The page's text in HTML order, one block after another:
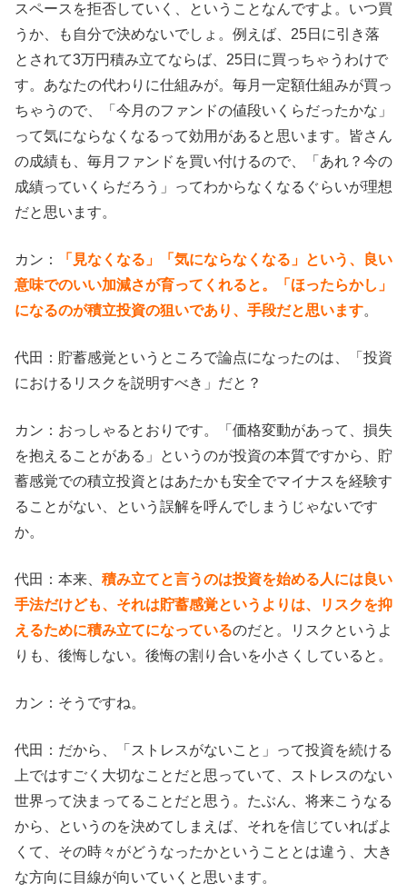
スペースを拒否していく、ということなんですよ。いつ買
うか、も自分で決めないでしょ。例えば、25日に引き落
とされて3万円積み立てならば、25日に買っちゃうわけで
す。あなたの代わりに仕組みが。毎月一定額仕組みが買っ
ちゃうので、「今月のファンドの値段いくらだったかな」
って気にならなくなるって効用があると思います。皆さん
の成績も、毎月ファンドを買い付けるので、「あれ？今の
成績っていくらだろう」ってわからなくなるぐらいが理想
だと思います。
カン：
「見なくなる」「気にならなくなる」という、良い
意味でのいい加減さが育ってくれると。「ほったらかし」
になるのが積立投資の狙いであり、手段だと思います。
代田：貯蓄感覚というところで論点になったのは、「投資
におけるリスクを説明すべき」だと？
カン：おっしゃるとおりです。「価格変動があって、損失
を抱えることがある」というのが投資の本質ですから、貯
蓄感覚での積立投資とはあたかも安全でマイナスを経験す
ることがない、という誤解を呼んでしまうじゃないです
か。
代田：本来、 積み立てと言うのは投資を始める人には良い
手法だけども、それは貯蓄感覚というよりは、リスクを抑
えるために積み立てになっているのだと。リスクというよ
りも、後悔しない。後悔の割り合いを小さくしていると。
カン：そうですね。
代田：だから、「ストレスがないこと」って投資を続ける
上ではすごく大切なことだと思っていて、ストレスのない
世界って決まってることだと思う。たぶん、将来こうなる
から、というのを決めてしまえば、それを信じていればよ
くて、その時々がどうなったかということとは違う、大き
な方向に目線が向いていくと思います。